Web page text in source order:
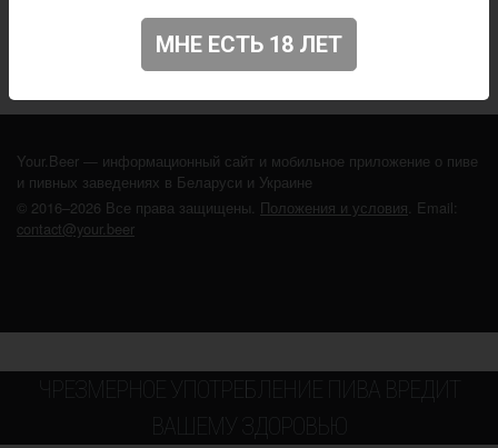
Не нашли ваш бар или магазин в каталоге?
ДОБАВЬТЕ ЗАВЕДЕНИЕ
Your.Beer — информационный сайт и мобильное приложение о пиве
и пивных заведениях в Беларуси и Украине
© 2016–2026 Все права защищены. Положения и условия. Email:
contact@your.beer
ЧРЕЗМЕРНОЕ УПОТРЕБЛЕНИЕ ПИВА ВРЕДИТ
ВАШЕМУ ЗДОРОВЬЮ
МНЕ ЕСТЬ 18 ЛЕТ